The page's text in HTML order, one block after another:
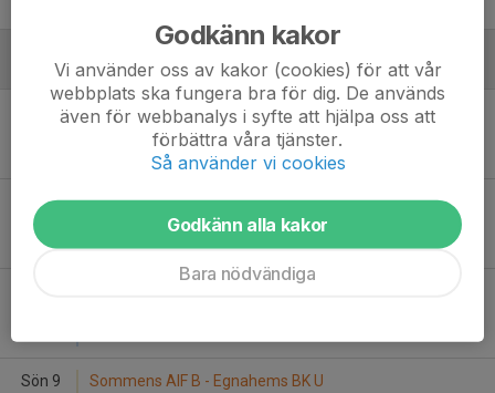
Jönköping Torpa BK - Egnahems BK
Junebäckens IP 1, Jönköping
Sön 2
19:00
Egnahems BK U - Tenhults IF
Runnåkra IP 1, Huskvarna
1-1
Sön 9
Sommens AIF B - Egnahems BK U
Godkänn kakor
Vi använder oss av kakor (cookies) för att vår
webbplats ska fungera bra för dig. De används
även för webbanalys i syfte att hjälpa oss att
förbättra våra tjänster.
Så använder vi cookies
Godkänn alla kakor
Bara nödvändiga